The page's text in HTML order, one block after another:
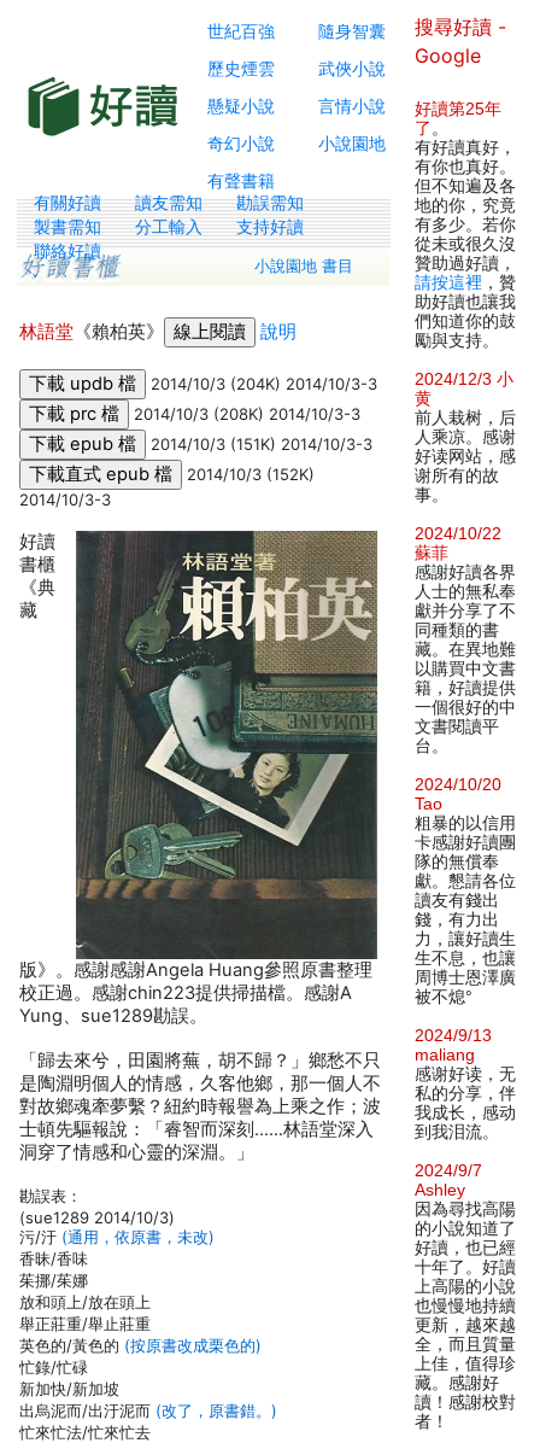
世紀百強
隨身智囊
歷史煙雲
武俠小說
懸疑小說
言情小說
奇幻小說
小說園地
有聲書籍
有關好讀 讀友需知
勘誤需知
製書需知
分工輸入
支持好讀
聯絡好讀
小說園地 書目
林語堂 《賴柏英》 說明
2014/10/3 (204K) 2014/10/3-3
2014/10/3 (208K) 2014/10/3-3
2014/10/3 (151K) 2014/10/3-3
2014/10/3 (152K)
2014/10/3-3
好讀
書櫃
《典
藏
版》。感謝感謝Angela Huang參照原書整理
校正過。感謝chin223提供掃描檔。感謝A
Yung、sue1289勘誤。
「歸去來兮，田園將蕪，胡不歸？」鄉愁不只
是陶淵明個人的情感，久客他鄉，那一個人不
對故鄉魂牽夢繫？紐約時報譽為上乘之作；波
士頓先驅報說：「睿智而深刻……林語堂深入
洞穿了情感和心靈的深淵。」
勘誤表：
(sue1289 2014/10/3)
污/汙 (通用，依原書，未改)
香昧/香味
茱挪/茱娜
放和頭上/放在頭上
舉正莊重/舉止莊重
英色的/黃色的 (按原書改成栗色的)
忙錄/忙碌
新加快/新加坡
出烏泥而/出汙泥而 (改了，原書錯。)
忙來忙法/忙來忙去
搜尋好讀 -
Google
好讀第25年
了 。
有好讀真好，
有你也真好。
但不知遍及各
地的你，究竟
有多少。若你
從未或很久沒
贊助過好讀，
請按這裡 ，贊
助好讀也讓我
們知道你的鼓
勵與支持。
2024/12/3 小
黄
前人栽树，后
人乘凉。感谢
好读网站，感
谢所有的故
事。
2024/10/22
蘇菲
感謝好讀各界
人士的無私奉
獻并分享了不
同種類的書
藏。在異地難
以購買中文書
籍，好讀提供
一個很好的中
文書閱讀平
台。
2024/10/20
Tao
粗暴的以信用
卡感謝好讀團
隊的無償奉
獻。懇請各位
讀友有錢出
錢，有力出
力，讓好讀生
生不息，也讓
周博士恩澤廣
被不熄°
2024/9/13
maliang
感谢好读，无
私的分享，伴
我成长，感动
到我泪流。
2024/9/7
Ashley
因為尋找高陽
的小說知道了
好讀，也已經
十年了。好讀
上高陽的小說
也慢慢地持續
更新，越來越
全，而且質量
上佳，值得珍
藏。感謝好
讀！感謝校對
者！